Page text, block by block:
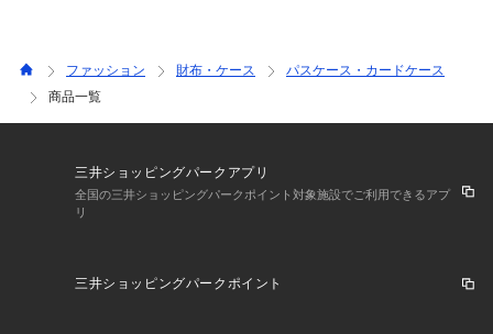
ファッション 財布・ケース
パスケース・カードケース
商品一覧
三井ショッピングパークアプリ
全国の三井ショッピングパークポイント対象施設でご利用できるアプ
リ
三井ショッピングパークポイント